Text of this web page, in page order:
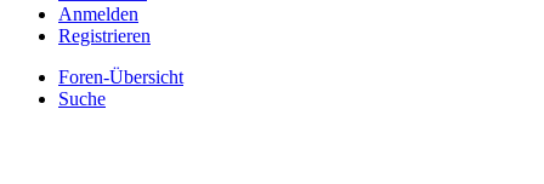
Anmelden
Registrieren
Foren-Übersicht
Suche